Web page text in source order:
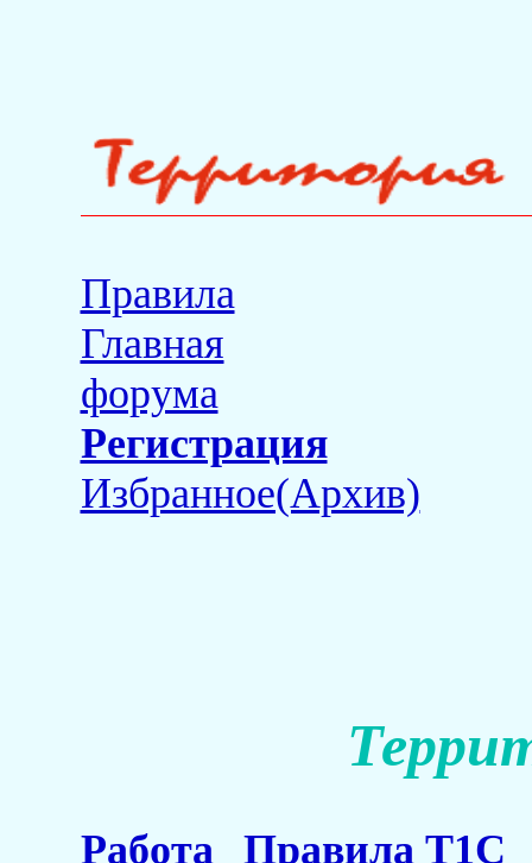
Правила
Главная
форума
Регистрация
Избранное(Архив)
Работа Правила Т1С